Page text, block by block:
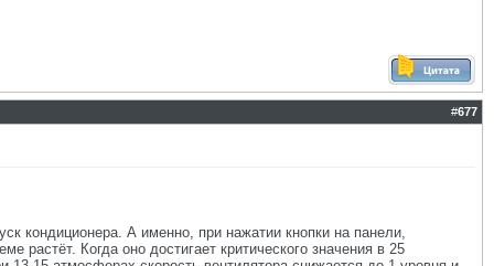
#677
кондиционера. А именно, при нажатии кнопки на панели,
растёт. Когда оно достигает критического значения в 25